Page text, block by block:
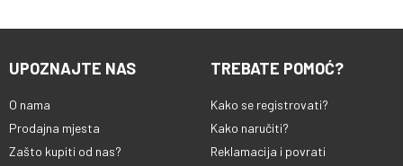
UPOZNAJTE NAS
O nama
Prodajna mjesta
Zašto kupiti od nas?
TREBATE POMOĆ?
Kako se registrovati?
Kako naručiti?
Reklamacija i povrati